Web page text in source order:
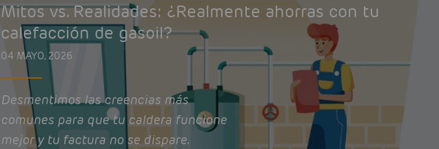
Mitos vs. Realidades: ¿Realmente ahorras con tu
calefacción de gasoil?
04 MAYO, 2026
Desmentimos las creencias más
comunes para que tu caldera funcione
mejor y tu factura no se dispare.